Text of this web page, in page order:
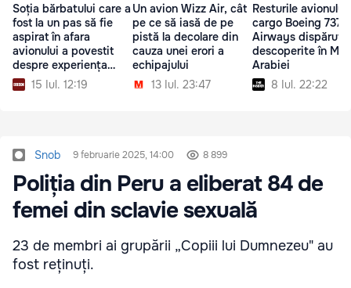
Soția bărbatului care a
fost la un pas să fie
aspirat în afara
avionului a povestit
despre experiența
trăită15 Iul. 12:19
Un avion Wizz Air, cât
pe ce să iasă de pe
pistă la decolare din
cauza unei erori a
echipajului
13 Iul. 23:47
Resturile avionului
cargo Boeing 737
Airways dispărut,
descoperite în
Arabiei
8 Iul. 22:22
Snob 9 februarie 2025, 14:00 8 899
Poliția din Peru a eliberat 84 de
femei din sclavie sexuală
23 de membri ai grupării „Copiii lui Dumnezeu" au
fost reținuți.